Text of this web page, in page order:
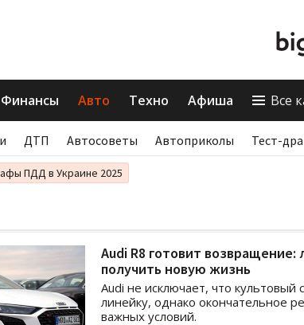
Финансы Авто Техно Афиша Все
ДТП Автосоветы Автоприколы Тест-
ПДД в Украине 2025
Audi R8 готовит
получить новую жизнь
Audi не исключает, что
линейку, однако окончательное
важных условий.